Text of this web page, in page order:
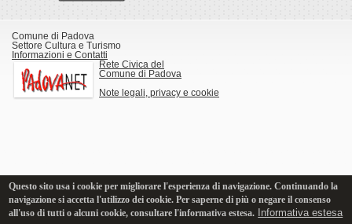
Comune di Padova
Settore Cultura e Turismo
Informazioni e Contatti
Rete Civica del
Comune di Padova
Note legali, privacy e cookie
Questo sito usa i cookie per migliorare l'esperienza di navigazione. Continuando la
navigazione si accetta l'utilizzo dei cookie. Per saperne di più o negare il consenso
all'uso di tutti o alcuni cookie, consultare l'informativa estesa. Informativa estesa